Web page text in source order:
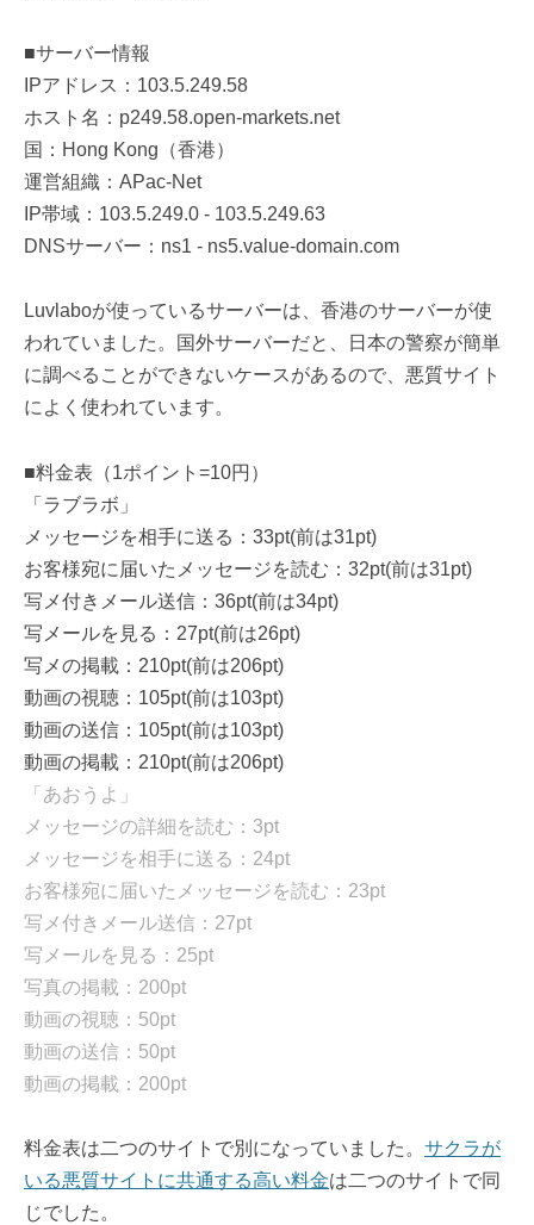
■サーバー情報
IPアドレス：103.5.249.58
ホスト名：p249.58.open-markets.net
国：Hong Kong（香港）
運営組織：APac-Net
IP帯域：103.5.249.0 - 103.5.249.63
DNSサーバー：ns1 - ns5.value-domain.com
Luvlaboが使っているサーバーは、香港のサーバーが使
われていました。国外サーバーだと、日本の警察が簡単
に調べることができないケースがあるので、悪質サイト
によく使われています。
■料金表（1ポイント=10円）
「ラブラボ」
メッセージを相手に送る：33pt(前は31pt)
お客様宛に届いたメッセージを読む：32pt(前は31pt)
写メ付きメール送信：36pt(前は34pt)
写メールを見る：27pt(前は26pt)
写メの掲載：210pt(前は206pt)
動画の視聴：105pt(前は103pt)
動画の送信：105pt(前は103pt)
動画の掲載：210pt(前は206pt)
「あおうよ」
メッセージの詳細を読む：3pt
メッセージを相手に送る：24pt
お客様宛に届いたメッセージを読む：23pt
写メ付きメール送信：27pt
写メールを見る：25pt
写真の掲載：200pt
動画の視聴：50pt
動画の送信：50pt
動画の掲載：200pt
料金表は二つのサイトで別になっていました。 サクラが
いる悪質サイトに共通する高い料金は二つのサイトで同
じでした。